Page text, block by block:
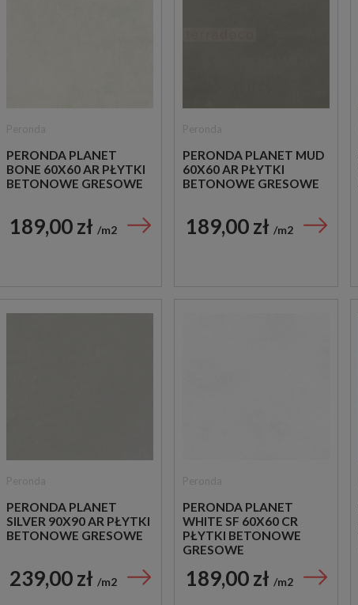
PERONDA PLANET
BONE 60X60 AR PŁYTKI
BETONOWE GRESOWE
189,00 zł m2
PERONDA PLANET MUD
60X60 AR PŁYTKI
BETONOWE GRESOWE
189,00 zł m2
PERONDA PLANET
SILVER 90X90 AR PŁYTKI
BETONOWE GRESOWE
239,00 zł m2
PERONDA PLANET
WHITE SF 60X60 CR
PŁYTKI BETONOWE
GRESOWE
189,00 zł m2